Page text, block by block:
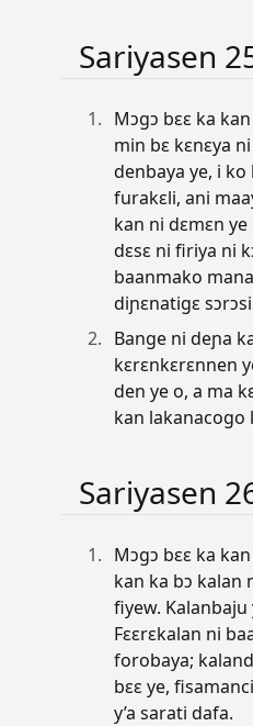
Sariyasen
Mɔgɔ bɛɛ ka
min bɛ kɛnɛya
denbaya ye, i ko
furakɛli, ani
kan ni dɛmɛn
dɛsɛ ni firiya ni
baanmako
diɲɛnatigɛ
Bange ni deɲa
kɛrɛnkɛrɛnnen
den ye o, a ma
kan lakanacogo
Sariyasen
Mɔgɔ bɛɛ ka
kan ka bɔ kalan
fiyew. Kalanbaju
Fɛɛrɛkalan ni
forobaya;
bɛɛ ye,
y’a sarati dafa.